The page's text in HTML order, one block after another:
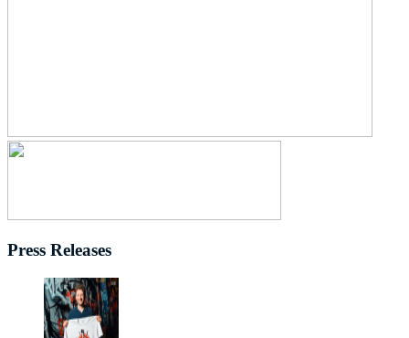
Press Releases